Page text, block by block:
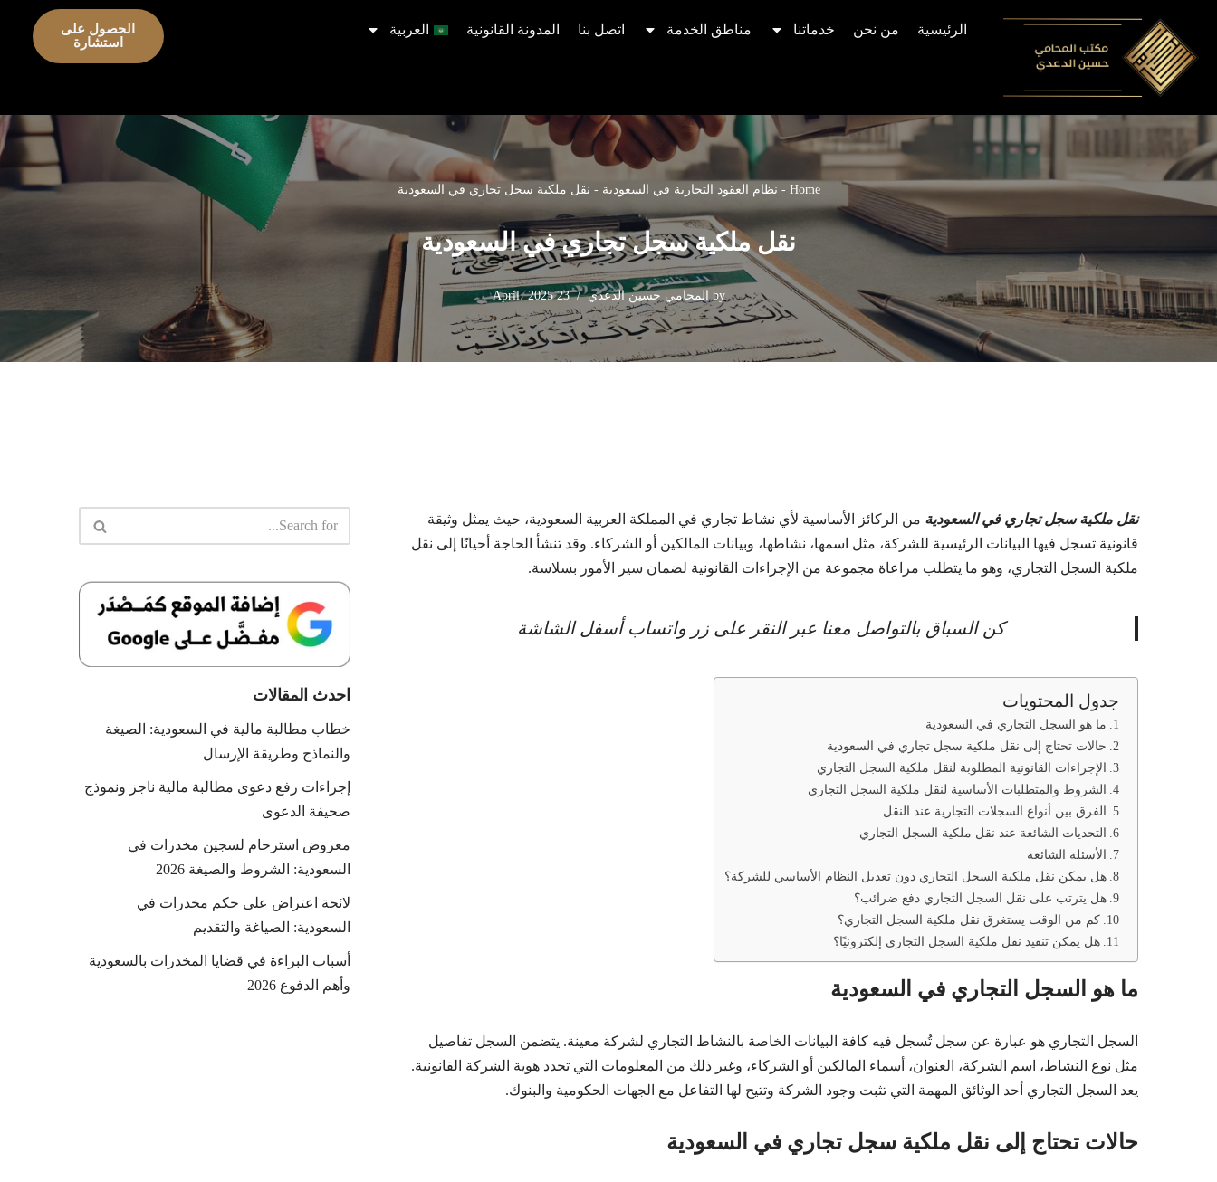
Skip
content
الرئيسية من نحن خدماتنا مناطق الخدمة اتصل بنا المدونة القانونية العربية
الحصول على
استشارة
Home
- نظام العقود التجارية في السعودية - نقل ملكية سجل تجاري في السعودية
نقل ملكية سجل تجاري في السعودية
by المحامي حسين الدعدي 23 April، 2025
نقل ملكية سجل تجاري في السعودية من الركائز الأساسية لأي نشاط تجاري في المملكة العربية السعودية، حيث يمثل وثيقة
قانونية تسجل فيها البيانات الرئيسية للشركة، مثل اسمها، نشاطها، وبيانات المالكين أو الشركاء. وقد تنشأ الحاجة أحيانًا إلى نقل
ملكية السجل التجاري، وهو ما يتطلب مراعاة مجموعة من الإجراءات القانونية لضمان سير الأمور بسلاسة.
كن السباق بالتواصل معنا عبر النقر على زر واتساب أسفل الشاشة
جدول المحتويات
ما هو السجل التجاري في السعودية
حالات تحتاج إلى نقل ملكية سجل تجاري في السعودية
الإجراءات القانونية المطلوبة لنقل ملكية السجل التجاري
الشروط والمتطلبات الأساسية لنقل ملكية السجل التجاري
الفرق بين أنواع السجلات التجارية عند النقل
التحديات الشائعة عند نقل ملكية السجل التجاري
الأسئلة الشائعة
هل يمكن نقل ملكية السجل التجاري دون تعديل النظام الأساسي للشركة؟
هل يترتب على نقل السجل التجاري دفع ضرائب؟
كم من الوقت يستغرق نقل ملكية السجل التجاري؟
هل يمكن تنفيذ نقل ملكية السجل التجاري إلكترونيًا؟
ما هو السجل التجاري في السعودية
السجل التجاري هو عبارة عن سجل تُسجل فيه كافة البيانات الخاصة بالنشاط التجاري لشركة معينة. يتضمن السجل تفاصيل
مثل نوع النشاط، اسم الشركة، العنوان، أسماء المالكين أو الشركاء، وغير ذلك من المعلومات التي تحدد هوية الشركة القانونية.
يعد السجل التجاري أحد الوثائق المهمة التي تثبت وجود الشركة وتتيح لها التفاعل مع الجهات الحكومية والبنوك.
حالات تحتاج إلى نقل ملكية سجل تجاري في السعودية
احدث المقالات
خطاب مطالبة مالية في السعودية: الصيغة
والنماذج وطريقة الإرسال
إجراءات رفع دعوى مطالبة مالية ناجز ونموذج
صحيفة الدعوى
معروض استرحام لسجين مخدرات في
السعودية: الشروط والصيغة 2026
لائحة اعتراض على حكم مخدرات في
السعودية: الصياغة والتقديم
أسباب البراءة في قضايا المخدرات بالسعودية
وأهم الدفوع 2026